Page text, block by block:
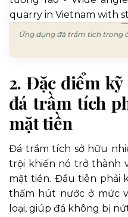
Ứng dụng đá trầm tích trong
2. Đặc điểm
đá trầm tích
mặt tiền
Đá trầm tích sở hữu
trội khiến nó trở thành
mặt tiền. Đầu tiên phải
thấm hút nước ở mức
loại, giúp đá không bị